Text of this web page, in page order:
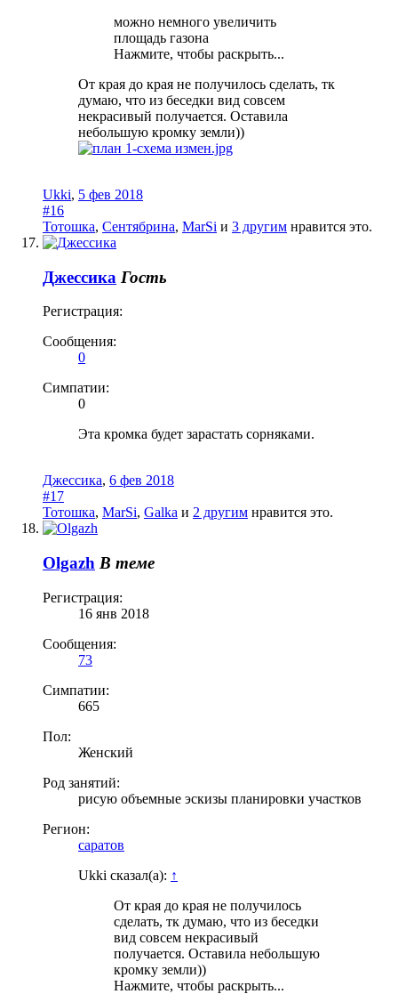
можно немного увеличить
площадь газона
Нажмите, чтобы раскрыть...
От края до края не получилось сделать, тк
думаю, что из беседки вид совсем
некрасивый получается. Оставила
небольшую кромку земли))
Ukki, 5 фев 2018
#16
Тотошка, Сентябрина, MarSi и 3 другим нравится это.
Джессика Гость
Регистрация:
Сообщения:
0
Симпатии:
0
Эта кромка будет зарастать сорняками.
Джессика, 6 фев 2018
#17
Тотошка, MarSi, Galka и 2 другим нравится это.
Olgazh В теме
Регистрация:
16 янв 2018
Сообщения:
73
Симпатии:
665
Пол:
Женский
Род занятий:
рисую объемные эскизы планировки участков
Регион:
саратов
Ukki сказал(а): ↑
От края до края не получилось
сделать, тк думаю, что из беседки
вид совсем некрасивый
получается. Оставила небольшую
кромку земли))
Нажмите, чтобы раскрыть...